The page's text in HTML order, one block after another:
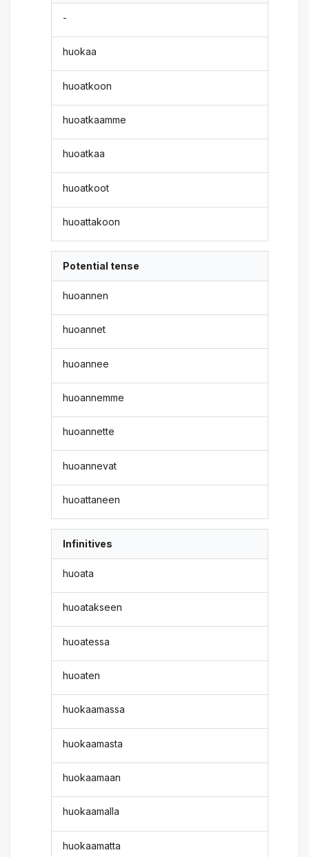
-
huokaa
huoatkoon
huoatkaamme
huoatkaa
huoatkoot
huoattakoon
Potential tense
huoannen
huoannet
huoannee
huoannemme
huoannette
huoannevat
huoattaneen
Infinitives
huoata
huoatakseen
huoatessa
huoaten
huokaamassa
huokaamasta
huokaamaan
huokaamalla
huokaamatta